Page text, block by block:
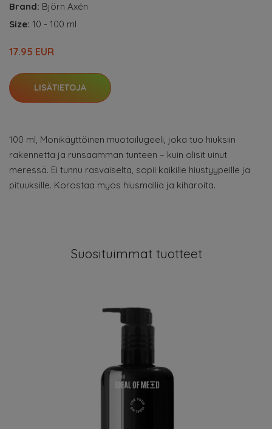
Brand: Björn Axén
Size: 10 - 100 ml
17.95 EUR
LISÄTIETOJA
100 ml, Monikäyttöinen muotoilugeeli, joka tuo hiuksiin
rakennetta ja runsaamman tunteen – kuin olisit uinut
meressä. Ei tunnu rasvaiselta, sopii kaikille hiustyypeille ja
pituuksille. Korostaa myös hiusmallia ja kiharoita.
Suosituimmat tuotteet